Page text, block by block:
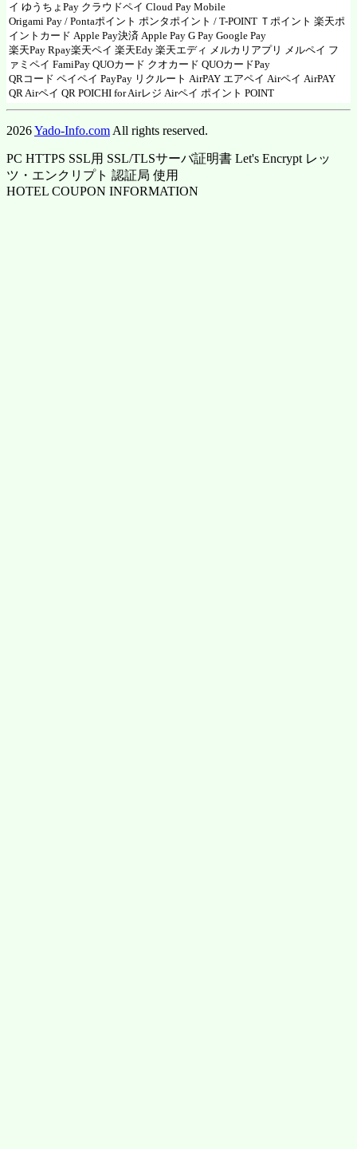
イ ゆうちょPay クラウドペイ Cloud Pay Mobile
Origami Pay / Pontaポイント ポンタポイント / T-POINT Ｔポイント 楽天ポ
イントカード Apple Pay決済 Apple Pay G Pay Google Pay
楽天Pay Rpay楽天ペイ 楽天Edy 楽天エディ メルカリアプリ メルペイ フ
ァミペイ FamiPay QUOカード クオカード QUOカードPay
QRコード ペイペイ PayPay リクルート AirPAY エアペイ Airペイ AirPAY
QRAirペイ QR POICHI for Airレジ Airペイ ポイント POINT
2026Yado-Info.com All rights reserved.
PC HTTPS SSL用 SSL/TLSサーバ証明書 Let's Encrypt レッ
ツ・エンクリプト 認証局 使用
HOTEL COUPON INFORMATION